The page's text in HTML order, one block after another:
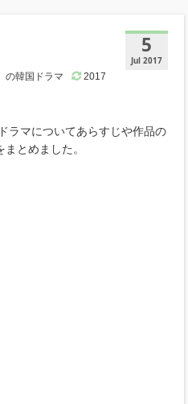
5
Jul 2017
の韓国ドラマ
2017
ラマについてあらすじや作品の
とめました。